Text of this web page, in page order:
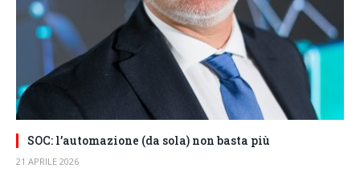
SOC: l’automazione (da sola) non basta più
21 APRILE 2026